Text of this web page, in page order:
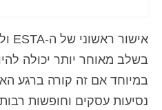
Nederlands
( הולנדית
English
(אנגלית)
Eesti
(אסטונית )
בשלב מאוחר יותר יכולה
במיוחד אם זה קורה ברגע
נסיעות עסקים וחופשות